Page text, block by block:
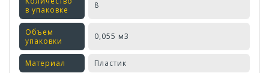
в упаковке
8
Объем
упаковки
0,055 м3
Материал Пластик